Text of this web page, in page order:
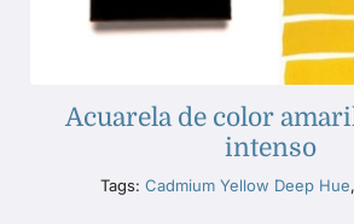
Acuarela de color
intenso
Tags: Cadmium Yellow Deep Hue,